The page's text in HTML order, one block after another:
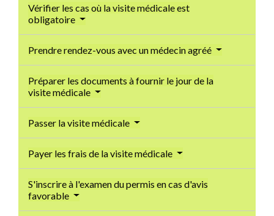
Vérifier les cas où la visite médicale est
obligatoire
Prendre rendez-vous avec un médecin agréé
Préparer les documents à fournir le jour de la
visite médicale
Passer la visite médicale
Payer les frais de la visite médicale
S'inscrire à l'examen du permis en cas d'avis
favorable